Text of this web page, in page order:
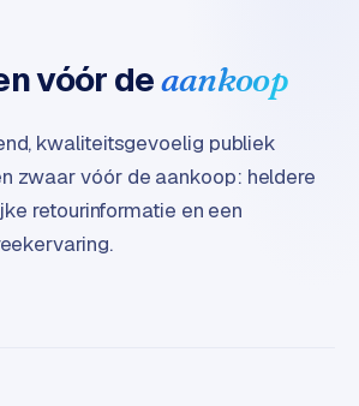
vóór deaankoop
kwaliteitsgevoelig publiek
zwaar vóór de aankoop: heldere
retourinformatie en een